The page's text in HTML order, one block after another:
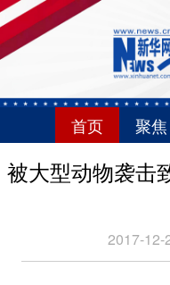
首页 聚焦
被大型动物袭击
2017-12-